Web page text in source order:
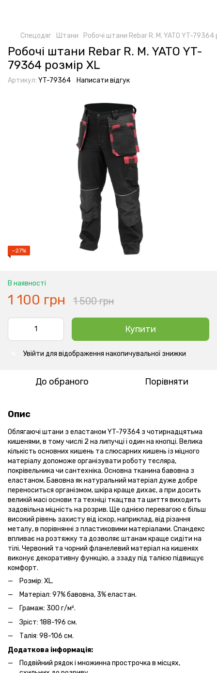
Спецодяг Штани Робочі штани Rebar R. M. YATO YT-79364
Робочі штани Rebar R. M. YATO YT-
79364 розмір XL
Артикул: YT-79364 Написати відгук
−27%
В наявності
1 100 грн 1 500 грн
Купити
Увійти для відображення накопичувальної знижки
До обраного Порівняти
Опис
Облягаючі штани з еластаном YT-79364 з чотирнадцятьма
кишенями, в тому числі 2 на липучці і один на кнопці. Велика
кількість основних кишень та слюсарних кишень із міцного
матеріалу допоможе організувати роботу тесляра,
покрівельника чи сантехніка. Основна тканина бавовна з
еластаном. Бавовна як натуральний матеріал дуже добре
переноситься організмом, шкіра краще дихає, а при досить
великій масі основи та техніці ткацтва та шиття виходить
задовільна міцність на розрив. Ще однією перевагою є більш
високий рівень захисту від іскор, наприклад, від різання
металу, в порівнянні з пластиковими матеріалами. Спандекс
впливає на розтяжку та дозволяє штанам краще сидіти на
тілі. Червоний та чорний фланелевий матеріал на кишенях
виконує декоративну функцію, а ззаду під талією підвищує
комфорт.
Розмір: XL.
Матеріал: 97% бавовна, 3% еластан.
Грамаж: 300 г/м².
Зріст: 188-196 см.
Талія: 98-106 см.
Додаткова інформація:
Подвійний рядок і множинна прострочка в місцях,